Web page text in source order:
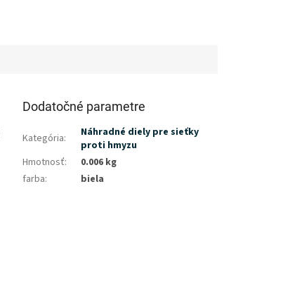
Dodatočné parametre
Kategória:
Náhradné diely pre sieťky
proti hmyzu
Hmotnosť:
0.006 kg
farba: biela